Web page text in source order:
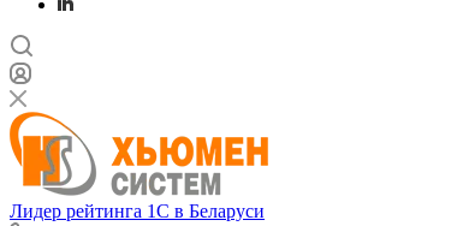
Лидер рейтинга 1С в Беларуси